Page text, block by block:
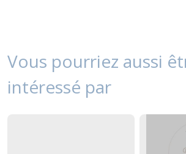
Vous pourriez aussi
intéressé par